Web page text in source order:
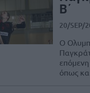
Β΄
20/SEP/
Ο
όπως